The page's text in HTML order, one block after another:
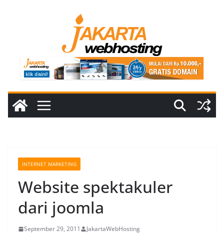
INTERNET MARKETING
Website spektakuler
dari joomla
September 29, 2011 JakartaWebHosting